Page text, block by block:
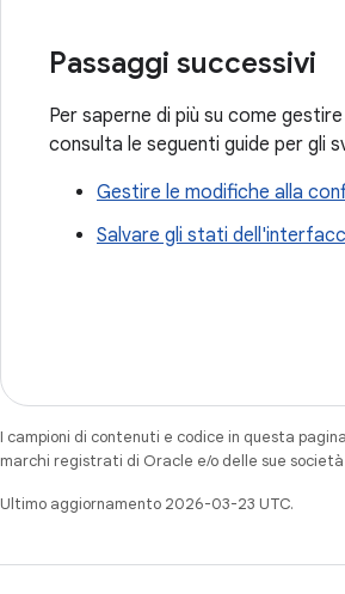
Passaggi successivi
Per saperne di più su come
consulta le seguenti guide per gli
Gestire le modifiche alla
Salvare gli stati
I campioni di contenuti e codice in questa
marchi registrati di Oracle e/o delle sue
Ultimo aggiornamento 2026-03-23 UTC.